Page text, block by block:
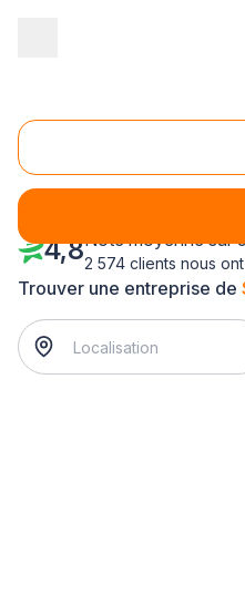
Second œuvre La Fère
Trouver une entreprise de
4,8Note moyenne sur
2 574 clients nous